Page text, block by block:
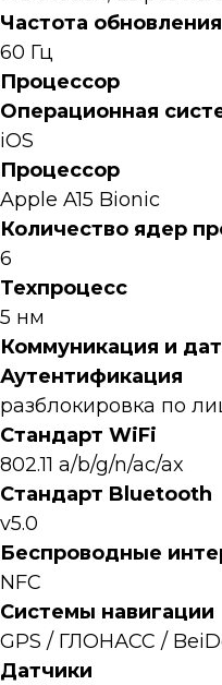
Частота обновления
60 Гц
Процессор
Операционная
iOS
Процессор
Apple A15 Bionic
Количество ядер
6
Техпроцесс
5 нм
Коммуникация и
Аутентификация
разблокировка по
Стандарт WiFi
802.11 a/b/g/n/ac/ax
Стандарт Bluetooth
v5.0
Беспроводные
NFC
Системы навигации
GPS / ГЛОНАСС /
Датчики